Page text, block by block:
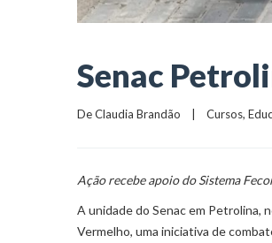
Senac
De Claudia Brandão Cursos,
Ação recebe apoio do Sistema
A unidade do Senac em Petrolina,
Vermelho, uma iniciativa de